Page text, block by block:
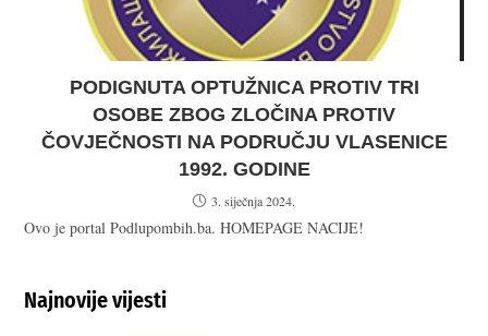
PODIGNUTA OPTUŽNICA PROTIV TRI
OSOBE ZBOG ZLOČINA PROTIV
ČOVJEČNOSTI NA PODRUČJU VLASENICE
1992. GODINE
3. siječnja 2024.
Ovo je portal Podlupombih.ba. HOMEPAGE NACIJE!
Najnovije vijesti